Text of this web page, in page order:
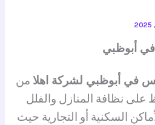
أبوظبي
في أبوظبي لشركة اهلا من
على نظافة المنازل والفلل
السكنية أو التجارية حيث